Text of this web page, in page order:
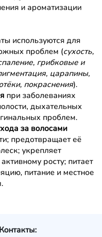
и ароматизации
используются для
проблем (сухость,
грибковые и
царапины,
покраснения).
при заболеваниях
дыхательных
проблем.
за волосами
предотвращает её
укрепляет
росту; питает
питание и местное
Контакты: